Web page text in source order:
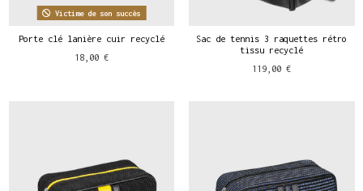
Victime de son succès
Porte clé lanière cuir recyclé
18,00 €
Sac de tennis 3 raquettes rétro
tissu recyclé
119,00 €